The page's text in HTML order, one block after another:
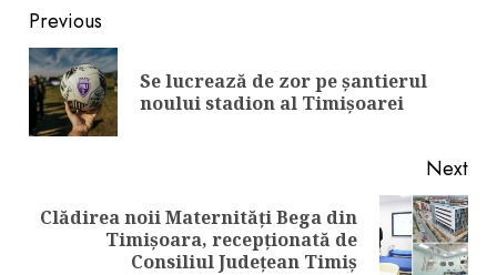
Continue
Reading
Previous
Se lucrează de zor pe șantierul
noului stadion al Timișoarei
Next
Next
Clădirea noii Maternități Bega din
Timișoara, recepționată de
Consiliul Județean Timiș